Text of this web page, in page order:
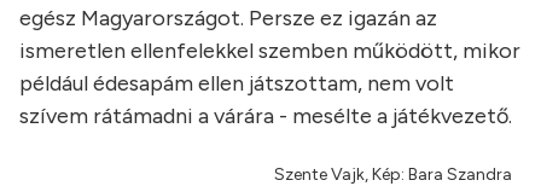
egész Magyarországot. Persze ez igazán az
ismeretlen ellenfelekkel szemben működött, mikor
például édesapám ellen játszottam, nem volt
szívem rátámadni a várára - mesélte a játékvezető.
Szente Vajk, Kép: Bara Szandra